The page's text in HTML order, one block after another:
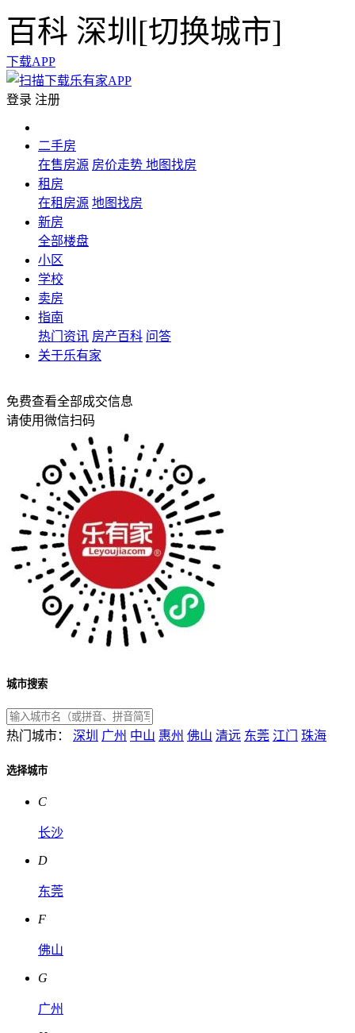
百科 深圳[切换城市]
下载APP
登录 注册
二手房
在售房源 房价走势 地图找房
租房
在租房源 地图找房
新房
全部楼盘
小区
学校
卖房
指南
热门资讯 房产百科 问答
关于乐有家
免费查看全部成交信息
请使用微信扫码
城市搜索
热门城市： 深圳 广州 中山 惠州 佛山 清远 东莞 江门 珠海
选择城市
C
长沙
D
东莞
F
佛山
G
广州